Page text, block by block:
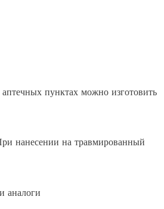
пунктах можно изготовить
нанесении на травмированный